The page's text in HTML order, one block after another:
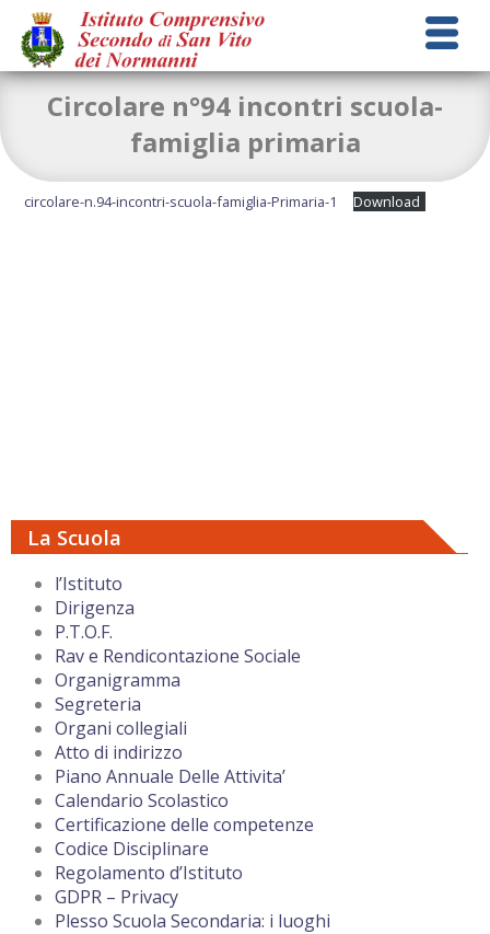
La Scuola
l’Istituto
Dirigenza
P.T.O.F.
Rav e Rendicontazione Sociale
Organigramma
Segreteria
Organi collegiali
Atto di indirizzo
Piano Annuale Delle Attivita’
Calendario Scolastico
Certificazione delle competenze
Codice Disciplinare
Regolamento d’Istituto
GDPR – Privacy
Plesso Scuola Secondaria: i luoghi
Circolare n°94 incontri scuola-
famiglia primaria
circolare-n.94-incontri-scuola-famiglia-Primaria-1 Download